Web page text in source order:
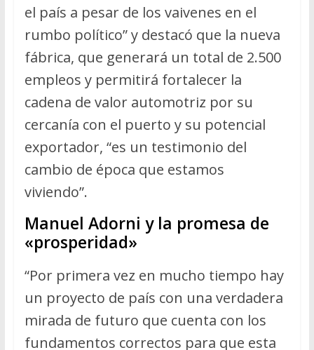
el país a pesar de los vaivenes en el
rumbo político” y destacó que la nueva
fábrica, que generará un total de 2.500
empleos y permitirá fortalecer la
cadena de valor automotriz por su
cercanía con el puerto y su potencial
exportador, “es un testimonio del
cambio de época que estamos
viviendo”.
Manuel Adorni y la promesa de
«prosperidad»
“Por primera vez en mucho tiempo hay
un proyecto de país con una verdadera
mirada de futuro que cuenta con los
fundamentos correctos para que esta